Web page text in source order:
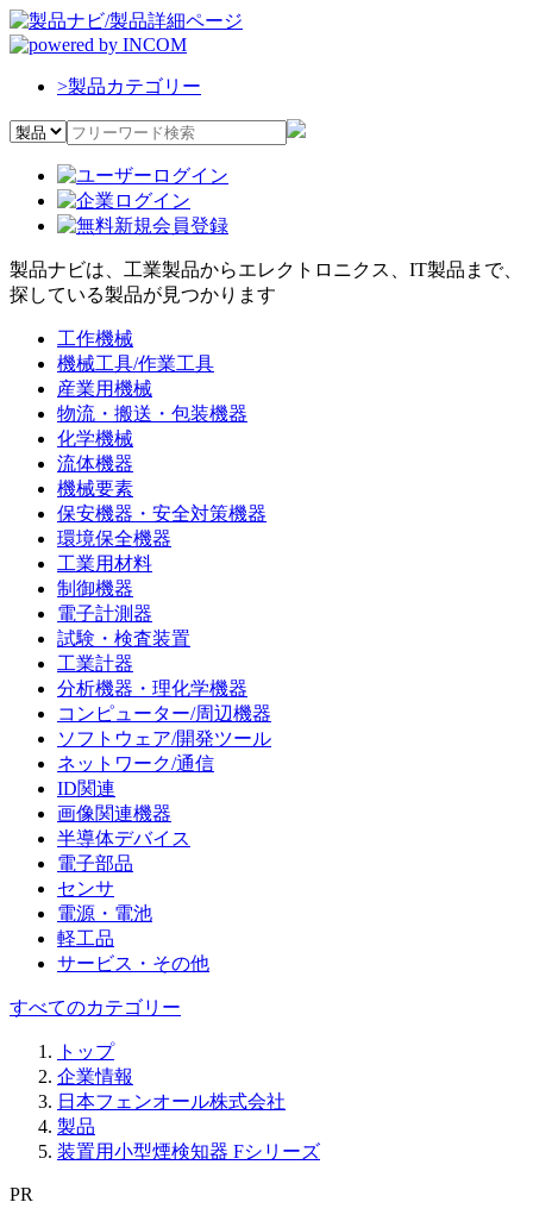
>製品カテゴリー
製品ナビは、工業製品からエレクトロニクス、IT製品まで、
探している製品が見つかります
工作機械
機械工具/作業工具
産業用機械
物流・搬送・包装機器
化学機械
流体機器
機械要素
保安機器・安全対策機器
環境保全機器
工業用材料
制御機器
電子計測器
試験・検査装置
工業計器
分析機器・理化学機器
コンピューター/周辺機器
ソフトウェア/開発ツール
ネットワーク/通信
ID関連
画像関連機器
半導体デバイス
電子部品
センサ
電源・電池
軽工品
サービス・その他
すべてのカテゴリー
トップ
企業情報
日本フェンオール株式会社
製品
装置用小型煙検知器 Fシリーズ
PR